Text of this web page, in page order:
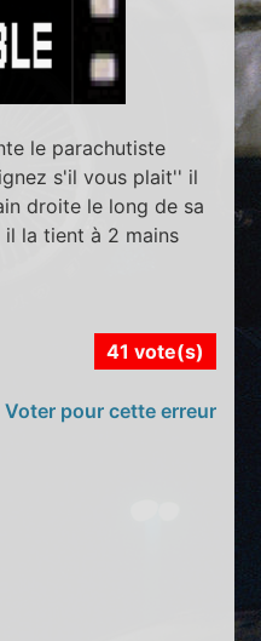
le parachutiste
s'il vous plait'' il
droite le long de sa
il la tient à 2 mains
41 vote(s)
Voter pour cette erreur